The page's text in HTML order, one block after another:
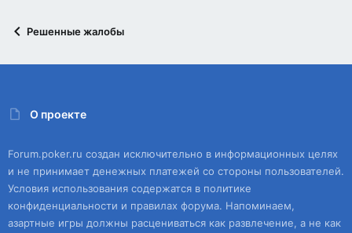
Решенные жалобы
О проекте
Forum.poker.ru создан исключительно в информационных целях
и не принимает денежных платежей со стороны пользователей.
Условия использования содержатся в политике
конфиденциальности и правилах форума. Напоминаем,
азартные игры должны расцениваться как развлечение, а не как